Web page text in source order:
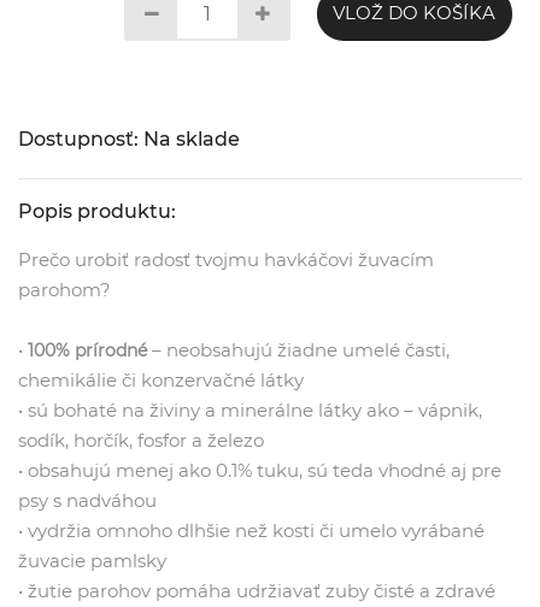
VLOŽ DO KOŠÍKA
Dostupnosť: Na sklade
Popis produktu:
Prečo urobiť radosť tvojmu havkáčovi žuvacím
parohom?
• 100% prírodné– neobsahujú žiadne umelé časti,
chemikálie či konzervačné látky
• sú bohaté na živiny a minerálne látky ako – vápnik,
sodík, horčík, fosfor a železo
• obsahujú menej ako 0.1% tuku, sú teda vhodné aj pre
psy s nadváhou
• vydržia omnoho dlhšie než kosti či umelo vyrábané
žuvacie pamlsky
• žutie parohov pomáha udržiavať zuby čisté a zdravé